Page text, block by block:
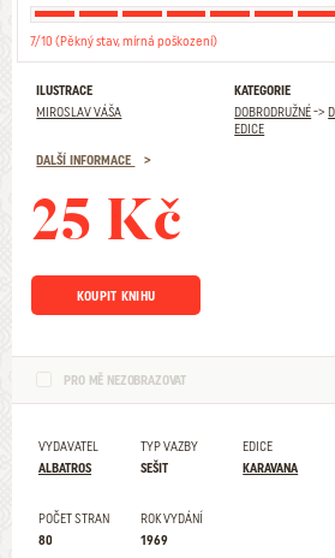
7/10 (Pěkný stav, mírná poškození)
ILUSTRACE
MIROSLAV VÁŠA
KATEGORIE
DOBRODRUŽNÉ->
EDICE
DALŠÍ INFORMACE
25 Kč
KOUPIT KNIHU
PRO MĚ NEZOBRAZOVAT
VYDAVATEL
ALBATROS
TYP VAZBY
SEŠIT
EDICE
KARAVANA
POČET STRAN
80
ROK VYDÁNÍ
1969